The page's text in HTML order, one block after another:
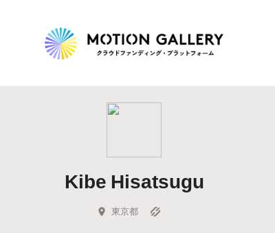
Highlight
Feature
キュレーターから探す
Kibe Hisatsugu
東京都